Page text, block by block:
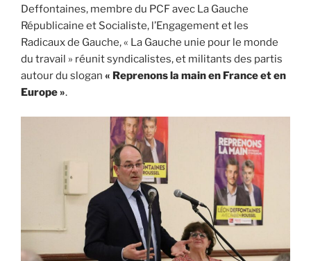
Deffontaines, membre du PCF avec La Gauche
Républicaine et Socialiste, l’Engagement et les
Radicaux de Gauche, « La Gauche unie pour le monde
du travail » réunit syndicalistes, et militants des partis
autour du slogan « Reprenons la main en France et en
Europe ».